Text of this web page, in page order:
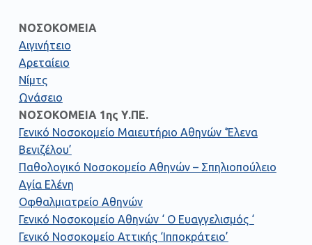
ΝΟΣΟΚΟΜΕΙΑ
Αιγινήτειο
Αρεταίειο
Νίμτς
Ωνάσειο
ΝΟΣΟΚΟΜΕΙΑ 1ης Υ.ΠΕ.
Γενικό Νοσοκομείο Μαιευτήριο Αθηνών ‘Έλενα
Βενιζέλου’
Παθολογικό Νοσοκομείο Αθηνών – Σπηλιοπούλειο
Αγία Ελένη
Οφθαλμιατρείο Αθηνών
Γενικό Νοσοκομείο Αθηνών ‘ Ο Ευαγγελισμός ‘
Γενικό Νοσοκομείο Αττικής ‘Ιπποκράτειο’